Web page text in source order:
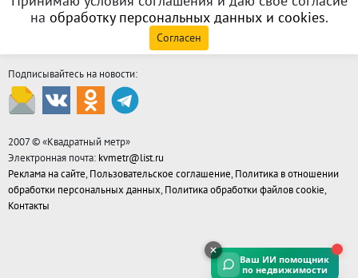
на обработку персональных данных и cookies.
Согласен
Подписывайтесь на новости:
2007 © «Квадратный метр»
Электронная почта: kvmetr@list.ru
Реклама на сайте, Пользовательское соглашение, Политика в отношении
обработки персональных данных, Политика обработки файлов cookie,
Контакты
Ваш ИИ помощник
по недвижимости